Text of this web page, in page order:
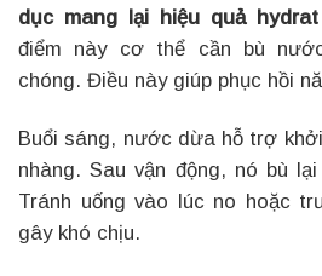
dục mang lại hiệu quả
điểm này cơ thể cần bù
chóng. Điều này giúp phục hồi
Buổi sáng, nước dừa hỗ trợ
nhàng. Sau vận động, nó bù
Tránh uống vào lúc no hoặc
gây khó chịu.